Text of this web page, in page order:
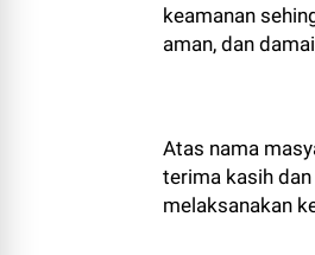
keamanan
aman, dan
Atas nama
terima kasih
melaksanakan